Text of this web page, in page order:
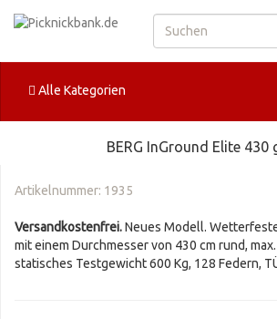
Alle Kategorien
BERG InGround Elite 430
Artikelnummer: 1935
Versandkostenfrei.Neues Modell.
mit einem Durchmesser von 430 cm rund,
statisches Testgewicht 600 Kg, 128 Federn,